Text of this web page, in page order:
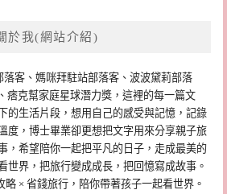
於我(網站介紹)
落客、媽咪拜駐站部落客、波波黛莉部落
痞克幫家庭星球潛力獎，這裡的每一篇文
的生活片段，想用自己的感受與記憶，記錄
度，博士畢業卻更想把文字用來分享親子旅
，希望陪你一起把平凡的日子，走成最美的
世界，把旅行變成成長，把回憶寫成故事。
略 × 省錢旅行，陪你帶著孩子一起看世界。